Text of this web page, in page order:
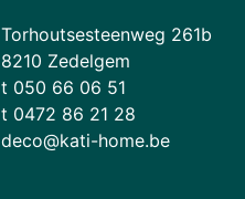
Torhoutsesteenweg 261b
8210 Zedelgem
t 050 66 06 51
t 0472 86 21 28
deco@kati-home.be